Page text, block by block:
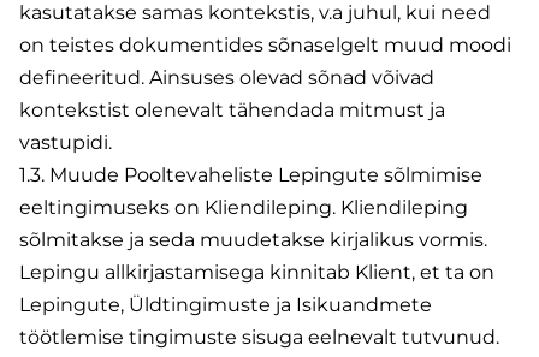
kasutatakse samas kontekstis, v.a juhul, kui need
on teistes dokumentides sõnaselgelt muud moodi
defineeritud. Ainsuses olevad sõnad võivad
kontekstist olenevalt tähendada mitmust ja
vastupidi.
1.3. Muude Pooltevaheliste Lepingute sõlmimise
eeltingimuseks on Kliendileping. Kliendileping
sõlmitakse ja seda muudetakse kirjalikus vormis.
Lepingu allkirjastamisega kinnitab Klient, et ta on
Lepingute, Üldtingimuste ja Isikuandmete
töötlemise tingimuste sisuga eelnevalt tutvunud.